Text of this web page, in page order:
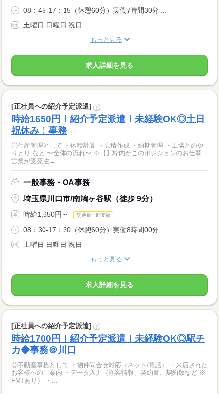
08：45-17：15（休憩60分）実働7時間30分 ...
土曜日 日曜日 祝日
もっと見る
求人詳細を見る
[正社員への紹介予定派遣] ?
時給1650円！紹介予定派遣！未経験OK◎土日
祝休み！事務
◎生産管理として ・体積計算 ・見積作成 ・納期管理 ・工場とのや
りとり など 〜全体の流れ〜 ※【】枠内がこのポジションのお仕事
営業が受発注→...
一般事務・OA事務
埼玉県川口市/南鳩ヶ谷駅（徒歩 9分）
時給1,650円～ 交通費一部支給
08：30-17：30（休憩60分）実働8時間00分 ...
土曜日 日曜日 祝日
もっと見る
求人詳細を見る
[正社員への紹介予定派遣] ?
時給1700円！紹介予定派遣！未経験OK◎駅チ
カ◆事務＠川口
◎不動産事務として ・物件問合せ対応（ネット/電話） ・来店された
お客様へのご案内 ・データ入力（顧客情報、契約書、契約数など ※
FMTあり） ・...